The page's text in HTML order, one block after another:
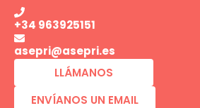
+34 963925151
asepri@asepri.es
LLÁMANOS
ENVÍANOS UN EMAIL